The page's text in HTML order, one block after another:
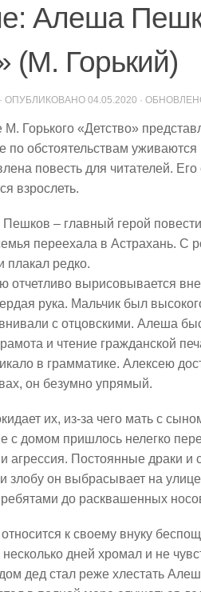
Алеша
(М. Горький)
· ОПУБЛИКОВАНО 04.05.2020 ·
М. Горького «Детство»
по обстоятельствам
повесть для читателей.
взрослеть.
– главный герой
переехала в Астрахань. С
плакал редко.
отчетливо вырисовывается
рука. Мальчик был
с отцовскими. Алеша
и чтение гражданской
в грамматике. Алексею
он безумно упрямый.
их, из-за чего мать с
с домом пришлось нелегко
агрессия. Постоянные драки
злобу он выбрасывает на
до расквашенных
к своему внуку
дней хромал и не
дед стал реже хлестать